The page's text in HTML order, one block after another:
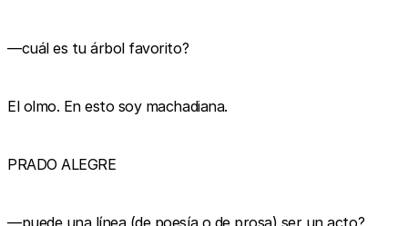
—cuál es tu árbol favorito?
El olmo. En esto soy machadiana.
PRADO ALEGRE
—puede una línea (de poesía o de prosa) ser un acto?